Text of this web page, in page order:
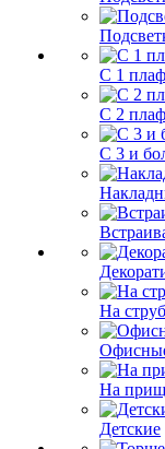
С 1
С 2
С 3 и
На
На
Детские